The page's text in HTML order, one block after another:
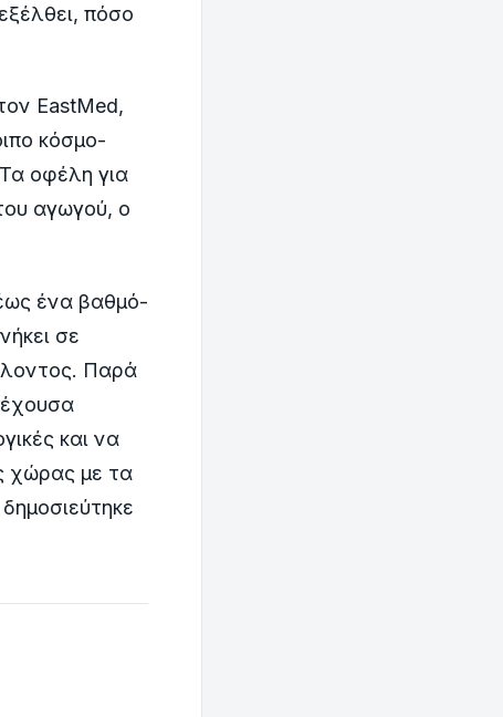
πόσο
EastMed,
κόσμο-
οφέλη για
αγωγού, ο
ένα βαθμό-
σε
Παρά
και να
χώρας με τα